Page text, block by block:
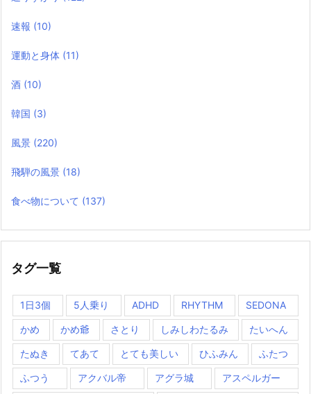
速報 (10)
運動と身体 (11)
酒 (10)
韓国 (3)
風景 (220)
飛騨の風景 (18)
食べ物について (137)
タグ一覧
1日3個 5人乗り ADHD RHYTHM SEDONA
かめ かめ爺 さとり しみしわたるみ たいへん
たぬき てあて とても美しい ひふみん ふたつ
ふつう アクバル帝 アグラ城 アスペルガー